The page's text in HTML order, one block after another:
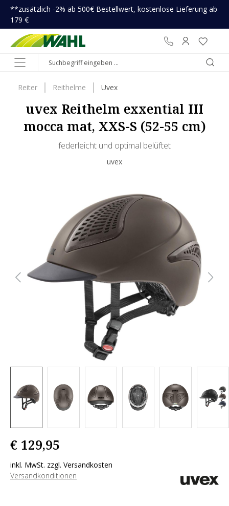
springen
**zusätzlich -2% ab 500€ Bestellwert, kostenlose Lieferung ab
179 €
Reiter Reithelme Uvex
uvex Reithelm exxential III
mocca mat, XXS-S (52-55 cm)
federleicht und optimal belüftet
uvex
€ 129,95
inkl. MwSt. zzgl. Versandkosten
Versandkonditionen